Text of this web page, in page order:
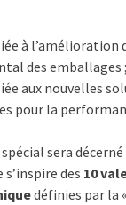
à l’amélioration
des emballages ;
aux nouvelles
pour la
sera
des 10
définies par la